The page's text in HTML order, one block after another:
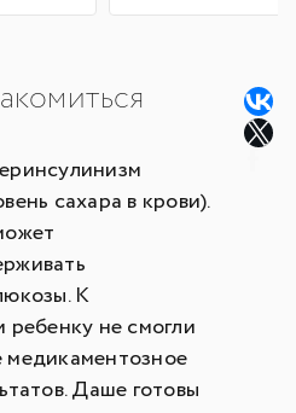
сахара в крови).
К
не смогли
Даше готовы